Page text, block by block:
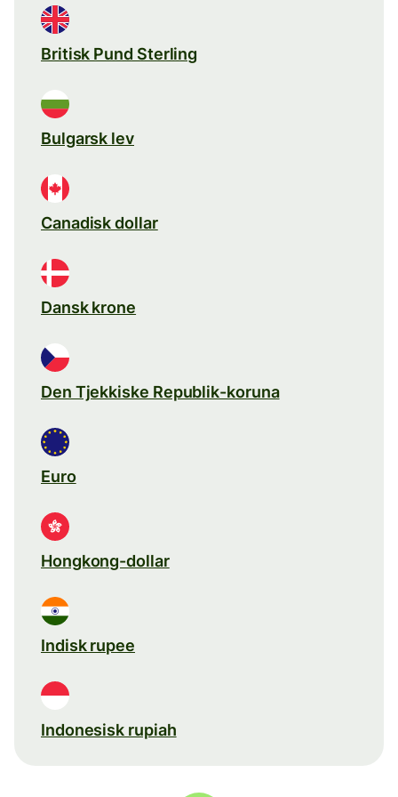
Britisk Pund Sterling
Bulgarsk lev
Canadisk dollar
Dansk krone
Den Tjekkiske Republik-koruna
Euro
Hongkong-dollar
Indisk rupee
Indonesisk rupiah